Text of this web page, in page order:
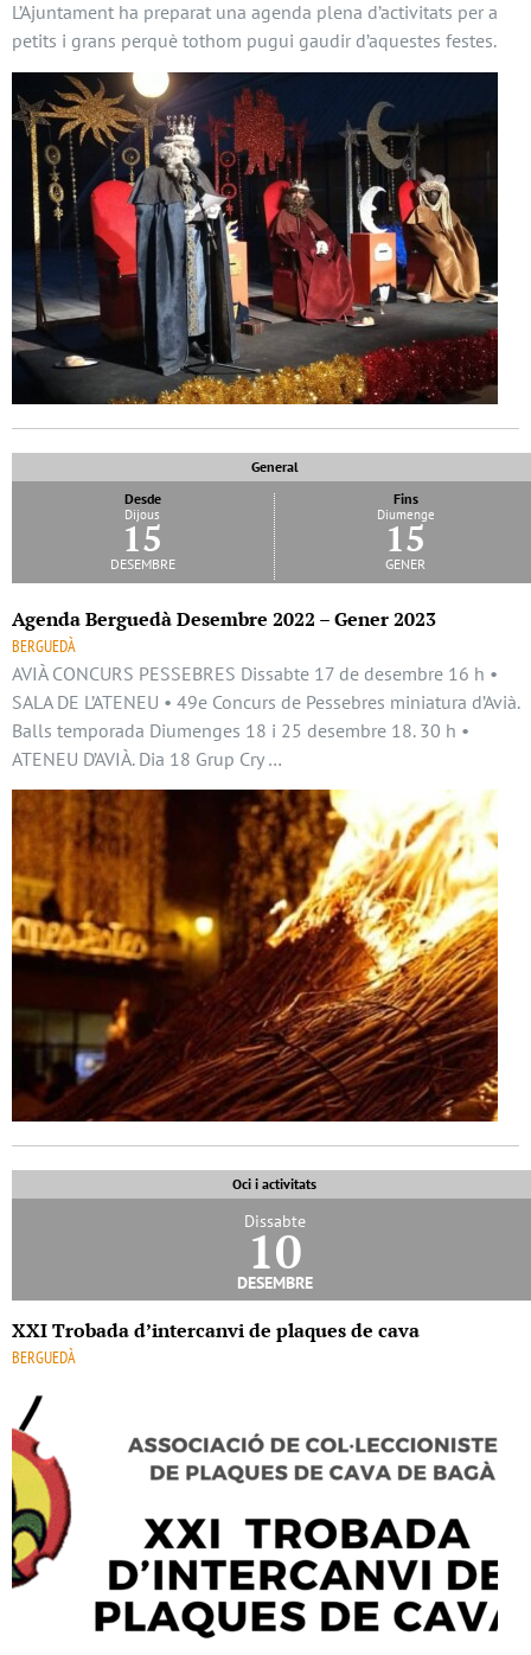
L’Ajuntament ha preparat una agenda plena d’activitats per a
petits i grans perquè tothom pugui gaudir d’aquestes festes.
General
Desde
Dijous
15
desembre
Fins
Diumenge
15
gener
Agenda Berguedà Desembre 2022 – Gener 2023
BERGUEDÀ
AVIÀ CONCURS PESSEBRES Dissabte 17 de desembre 16 h •
SALA DE L’ATENEU • 49e Concurs de Pessebres miniatura d’Avià.
Balls temporada Diumenges 18 i 25 desembre 18. 30 h •
ATENEU D’AVIÀ. Dia 18 Grup Cry …
Oci i activitats
Dissabte
10
desembre
XXI Trobada d’intercanvi de plaques de cava
BERGUEDÀ